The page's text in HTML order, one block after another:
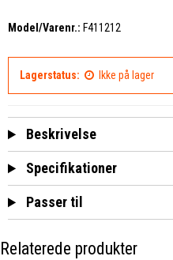
Model/Varenr.: F411212
Lagerstatus: Ikke på lager
Beskrivelse
Specifikationer
Passer til
Relaterede produkter